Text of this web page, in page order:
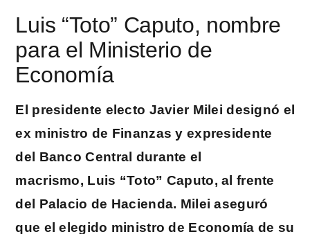
Luis “Toto” Caputo, nombre
para el Ministerio de
Economía
El presidente electo Javier Milei designó el
ex ministro de Finanzas y expresidente
del Banco Central durante el
macrismo, Luis “Toto” Caputo, al frente
del Palacio de Hacienda. Milei aseguró
que el elegido ministro de Economía de su